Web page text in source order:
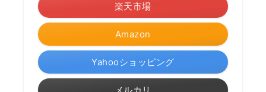
Amazon
楽天市場
Yahooショッピング